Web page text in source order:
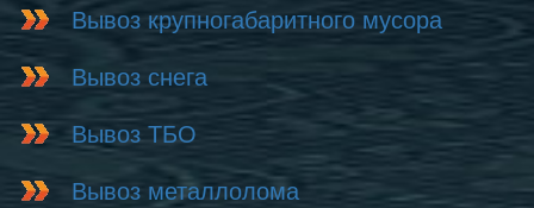
Вывоз крупногабаритного мусора
Вывоз снега
Вывоз ТБО
Вывоз металлолома